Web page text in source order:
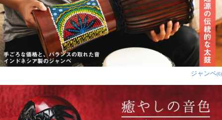
ジャンベ(6)